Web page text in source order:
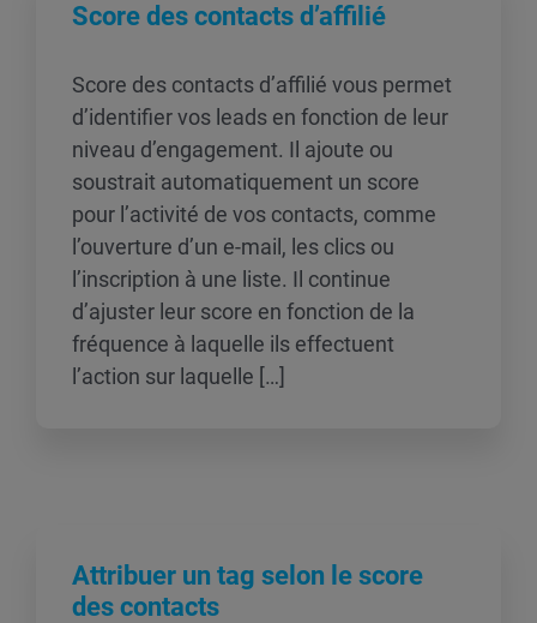
Score des contacts d’affilié
Score des contacts d’affilié vous permet
d’identifier vos leads en fonction de leur
niveau d’engagement. Il ajoute ou
soustrait automatiquement un score
pour l’activité de vos contacts, comme
l’ouverture d’un e-mail, les clics ou
l’inscription à une liste. Il continue
d’ajuster leur score en fonction de la
fréquence à laquelle ils effectuent
l’action sur laquelle […]
Attribuer un tag selon le score
des contacts